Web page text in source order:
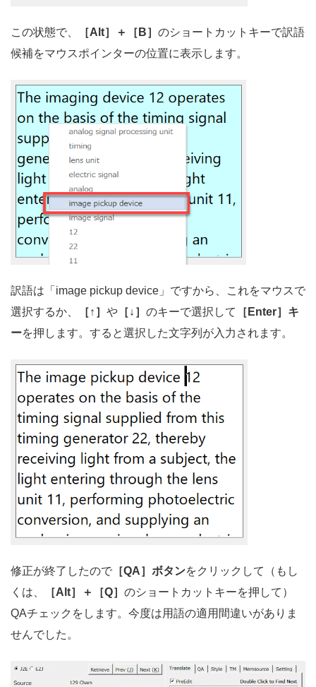
この状態で、 ［Alt］＋［B］ のショートカットキーで訳語
候補をマウスポインターの位置に表示します。
訳語は「image pickup device」ですから、これをマウスで
選択するか、
［↑］ や ［↓］ のキーで選択して
［Enter］キ
ーを押します。すると選択した文字列が入力されます。
修正が終了したので ［QA］ボタンをクリックして（もし
くは、
［Alt］＋［Q］ のショートカットキーを押して）
QAチェックをします。今度は用語の適用間違いがありま
せんでした。